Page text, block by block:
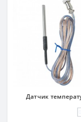
Датчик